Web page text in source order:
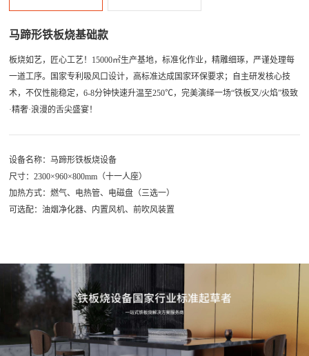
马蹄形铁板烧基础款
板烧如艺，匠心工艺！15000㎡生产基地，标准化作业，精雕细琢，严谨处理每
一道工序。国家专利吸风口设计，高标准达成国家环保要求；自主研发核心技
术，不仅性能稳定，6-8分钟快速升温至250℃，完美演绎一场“铁板叉/火焰”极致
·精奢·浪漫的舌尖盛宴！
设备名称：马蹄形铁板烧设备
尺寸：2300×960×800mm（十一人座）
加热方式：燃气、电热管、电磁盘（三选一）
可选配：油烟净化器、内置风机、前吹风装置